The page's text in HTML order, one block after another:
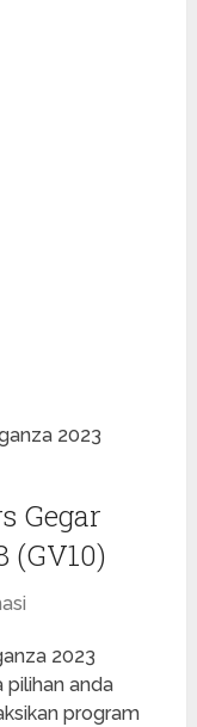
2023
Gegar
(GV10)
2023
pilihan anda
program